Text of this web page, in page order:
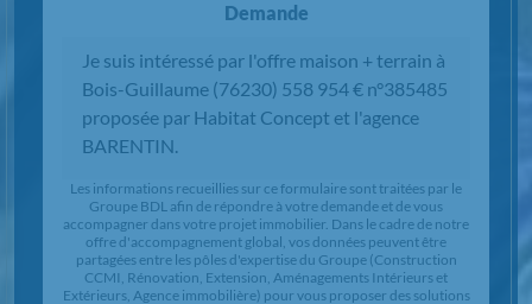
Demande
Les informations recueillies sur ce formulaire sont traitées par le
Groupe BDL afin de répondre à votre demande et de vous
accompagner dans votre projet immobilier. Dans le cadre de notre
offre d'accompagnement global, vos données peuvent être
partagées entre les pôles d'expertise du Groupe (Construction
CCMI, Rénovation, Extension, Aménagements Intérieurs et
Extérieurs, Agence immobilière) pour vous proposer des solutions